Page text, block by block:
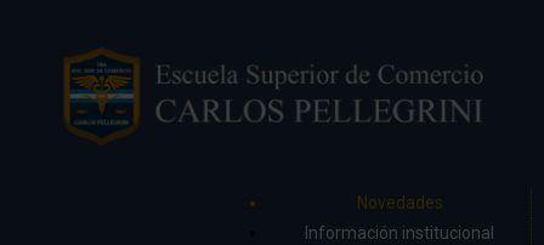
Novedades
Información institucional